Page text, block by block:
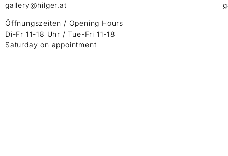
gallery@hilger.at
Öffnungszeiten / Opening Hours
Di-Fr 11-18 Uhr / Tue-Fri 11-18
Saturday on appointment